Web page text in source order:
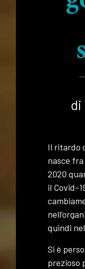
di
Il ritardo
nasce fra
2020
il Covid-
quindi
Si è
prezioso